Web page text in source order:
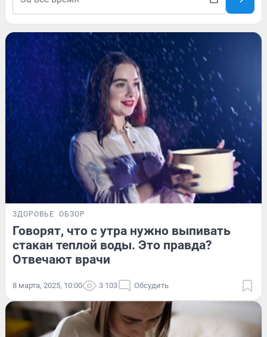
ЗДОРОВЬЕ ОБЗОР
Говорят, что с утра нужно выпивать
стакан теплой воды. Это правда?
Отвечают врачи
8 марта, 2025, 10:00 3 103 Обсудить